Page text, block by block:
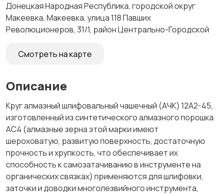
Донецкая Народная Республика, городской округ
Макеевка, Макеевка, улица 118 Павших
Революционеров, 31/1, район Центрально-Городской
Смотреть на карте
Описание
Круг алмазный шлифовальный чашечный (АЧК) 12А2-45,
изготовленный из синтетического алмазного порошка
АС4 (алмазные зерна этой марки имеют
шероховатую, развитую поверхность, достаточную
прочность и хрупкость, что обеспечивает их
способность к самозатачиванию в инструменте на
органических связках) применяются для шлифовки,
заточки и доводки многолезвийного инструмента,